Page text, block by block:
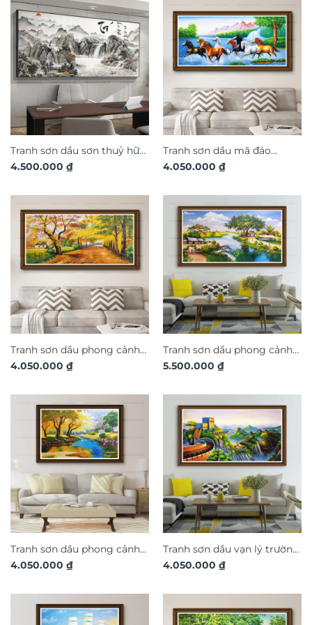
Tranh sơn dầu sơn thuỷ hữu
tình SD699
4.500.000 ₫
Tranh sơn dầu mã đáo
thành công SD455
4.050.000 ₫
Tranh sơn dầu phong cảnh
mùa thu SD498
4.050.000 ₫
Tranh sơn dầu phong cảnh
làng quê SD497
5.500.000 ₫
Tranh sơn dầu phong cảnh
mùa thu SD475
4.050.000 ₫
Tranh sơn dầu vạn lý trường
thành SD445
4.050.000 ₫